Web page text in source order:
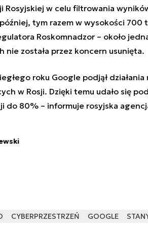
Rosyjskiej w celu filtrowania
tym razem w wysokości 700
Roskomnadzor – około
nie została przez koncern usunięta.
roku Google podjął działania
w Rosji. Dzięki temu udało się
do 80% – informuje rosyjska
CYBERPRZESTRZEŃ GOOGLE